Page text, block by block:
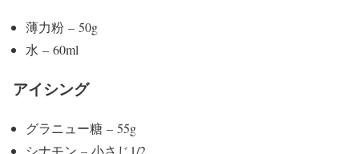
薄力粉 – 50g
水 – 60ml
アイシング
グラニュー糖 – 55g
シナモン – 小さじ1/2